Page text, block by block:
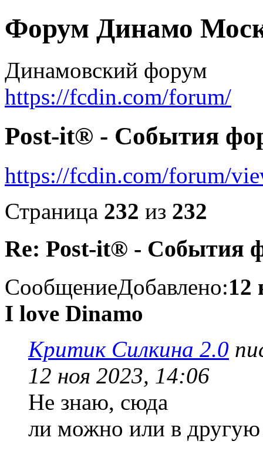
Форум Динамо
Динамовский форум
https://fcdin.com/forum/
Post-it® - События
https://fcdin.com/forum/
Страница 232 из 232
Re: Post-it® - События
СообщениеДобавлено:12
I love Dinamo
Критик Силкина 2.0
12 ноя 2023, 14:06
Не знаю, сюда
ли можно или в другую